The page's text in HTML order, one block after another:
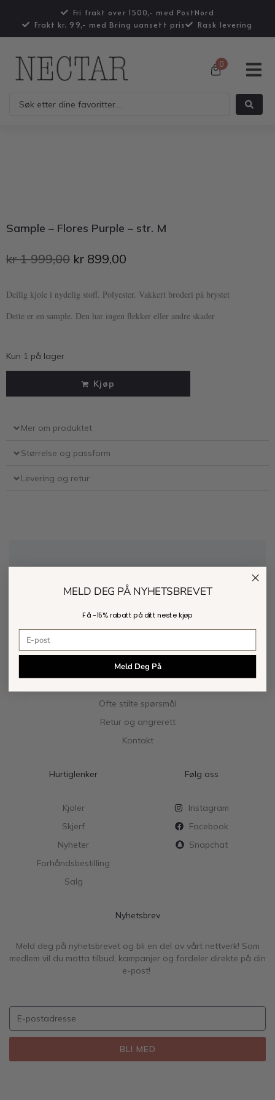
Fri frakt over 1500,- med PostNord
Frakt kr. 99,- med Bring uansett pris
Rask levering
0
Sample – Flores Purple – str. M
kr1 999,00 kr 899,00
Deilig kjole i nydelig stoff. Polyester. Vakkert broderi på brystet
Dette er en sample. Den har ingen flekker eller andre skader
Kun 1 på lager
Kjøp
Mer om produktet
Størrelse og passform
Levering og retur
Kundeservice
Ofte stilte spørsmål
Retur og angrerett
Kontakt
Hurtiglenker
Kjoler
Skjerf
Nyheter
Forhåndsbestilling
Salg
Følg oss
Instagram
Facebook
Snapchat
Nyhetsbrev
Meld deg på nyhetsbrevet og bli en del av vårt nettverk! Som
medlem vil du motta tilbud, kampanjer og fordeler direkte på din
e-post!
BLI MED
MELD DEG PÅ NYHETSBREVET
Få -15% rabattpå ditt neste kjøp
Meld Deg På